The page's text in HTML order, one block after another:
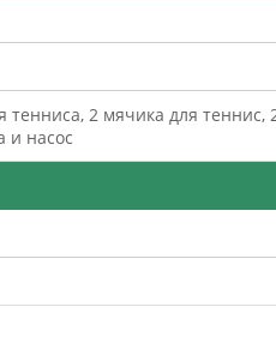
тенниса, 2 мячика для
и насос